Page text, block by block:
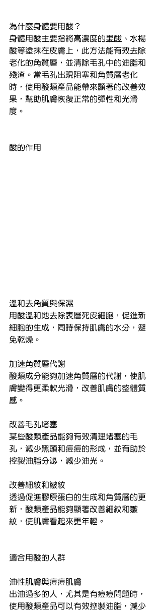
為什麼身體要用酸？
身體用酸主要指將高濃度的果酸 、水楊
酸等塗抹在皮膚上，此方法能有效去除
老化的角質層，並清除毛孔中的油脂和
殘渣。當毛孔出現阻塞和角質層老化
時，使用酸類產品能帶來顯著的改善效
果，幫助肌膚恢復正常的彈性和光滑
度。
酸的作用
溫和去角質與保濕
用酸溫和地去除表層死皮細胞，促進新
細胞的生成，同時保持肌膚的水分，避
免乾燥。
加速角質層代謝
酸類成分能夠加速角質層的代謝，使肌
膚變得更柔軟光滑，改善肌膚的整體質
感。
改善毛孔堵塞
某些酸類產品能夠有效清理堵塞的毛
孔，減少黑頭和痘痘的形成，並有助於
控製油脂分泌，減少油光。
改善細紋和皺紋
透過促進膠原蛋白的生成和角質層的更
新，酸類產品能夠顯著改善細紋和皺
紋，使肌膚看起來更年輕。
適合用酸的人群
油性肌膚與痘痘肌膚
出油過多的人，尤其是有痘痘問題時，
使用酸類產品可以有效控製油脂，減少